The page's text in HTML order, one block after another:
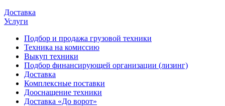
Доставка
Услуги
Подбор и продажа грузовой техники
Техника на комиссию
Выкуп техники
Подбор финансирующей организации (лизинг)
Доставка
Комплексные поставки
Дооснащение техники
Доставка «До ворот»